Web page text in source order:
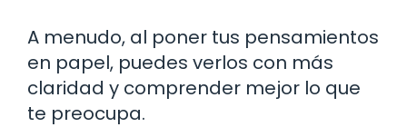
A menudo, al poner tus pensamientos
en papel, puedes verlos con más
claridad y comprender mejor lo que
te preocupa.